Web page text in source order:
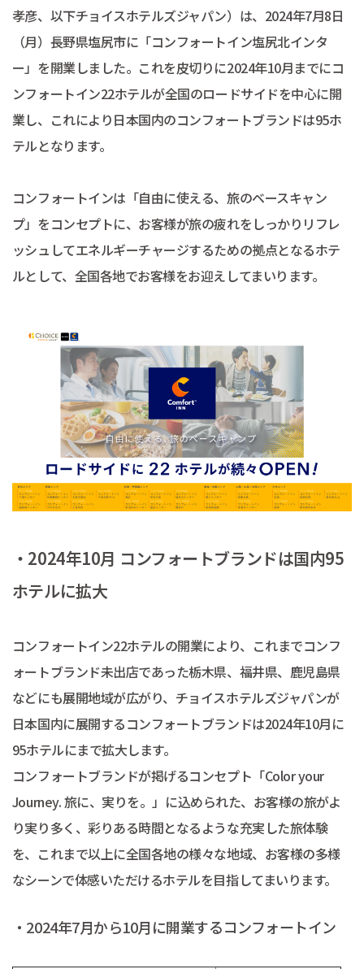
孝彦、以下チョイスホテルズジャパン）は、2024年7月8日
（月）長野県塩尻市に「コンフォートイン塩尻北インタ
ー」を開業しました。これを皮切りに2024年10月までにコ
ンフォートイン22ホテルが全国のロードサイドを中心に開
業し、これにより日本国内のコンフォートブランドは95ホ
テルとなります。
コンフォートインは「自由に使える、旅のベースキャン
プ」をコンセプトに、お客様が旅の疲れをしっかりリフレ
ッシュしてエネルギーチャージするための拠点となるホテ
ルとして、全国各地でお客様をお迎えしてまいります。
・2024年10月 コンフォートブランドは国内95
ホテルに拡大
コンフォートイン22ホテルの開業により、これまでコンフ
ォートブランド未出店であった栃木県、福井県、鹿児島県
などにも展開地域が広がり、チョイスホテルズジャパンが
日本国内に展開するコンフォートブランドは2024年10月に
95ホテルにまで拡大します。
コンフォートブランドが掲げるコンセプト「Color your
Journey. 旅に、実りを。」に込められた、お客様の旅がよ
り実り多く、彩りある時間となるような充実した旅体験
を、これまで以上に全国各地の様々な地域、お客様の多様
なシーンで体感いただけるホテルを目指してまいります。
・2024年7月から10月に開業するコンフォートイン